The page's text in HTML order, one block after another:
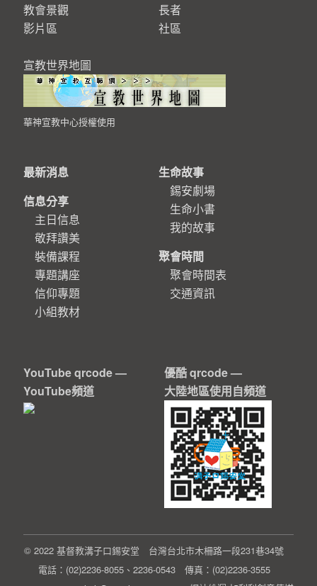
教會景觀
影片區
宣教世界地圖
華神宣教中心授權使用
長者
社區
最新消息
信息分享
主日信息
敬拜讚美
裝備課程
專題講座
信仰專題
小組教材
生命故事
錫安劇場
生命小書
我的故事
聚會時間
聚會時間表
交通資訊
YouTube qrcode —
YouTube頻道
優酷 qrcode —
大陸地區使用自頻道
© 2022 基督教溝子口錫安堂 台灣台北市木柵路一段231巷34號
電話：(02)2236-8055、2236-0543 傳真：(02)2236-3555